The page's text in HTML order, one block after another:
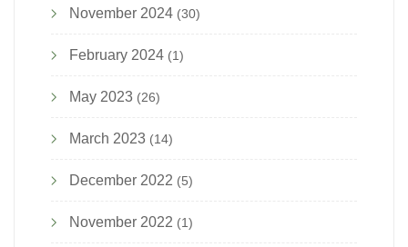
November 2024 (30)
February 2024 (1)
May 2023 (26)
March 2023 (14)
December 2022 (5)
November 2022 (1)